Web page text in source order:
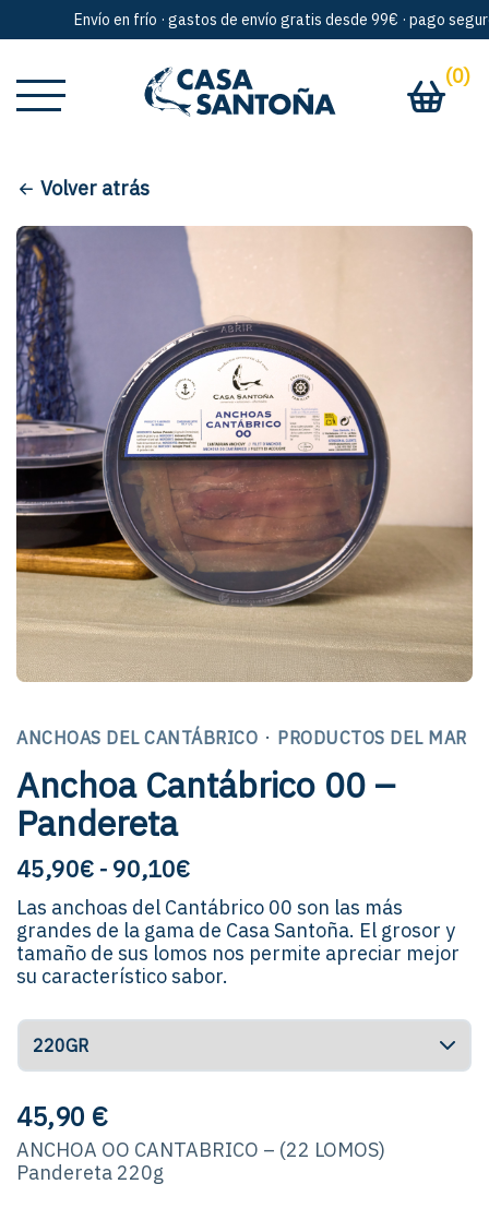
Envío en frío · gastos de envío gratis desde 99€ · pago seguro
(0)
Volver atrás
ANCHOAS DEL CANTÁBRICO · PRODUCTOS DEL MAR
Anchoa Cantábrico 00 –
Pandereta
45,90€ - 90,10€Rango
de
precios:
desde
45,90 €
Las anchoas del Cantábrico 00 son las más
grandes de la gama de Casa Santoña. El grosor y
tamaño de sus lomos nos permite apreciar mejor
su característico sabor.
ANCHOA OO CANTABRICO – (22 LOMOS)
Pandereta 220g
45,90 €